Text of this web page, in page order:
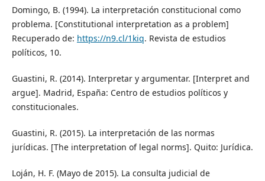
Domingo, B. (1994). La interpretación constitucional como
problema. [Constitutional interpretation as a problem]
Recuperado de: https://n9.cl/1kiq. Revista de estudios
políticos, 10.
Guastini, R. (2014). Interpretar y argumentar. [Interpret and
argue]. Madrid, España: Centro de estudios políticos y
constitucionales.
Guastini, R. (2015). La interpretación de las normas
jurídicas. [The interpretation of legal norms]. Quito: Jurídica.
Loján, H. F. (Mayo de 2015). La consulta judicial de